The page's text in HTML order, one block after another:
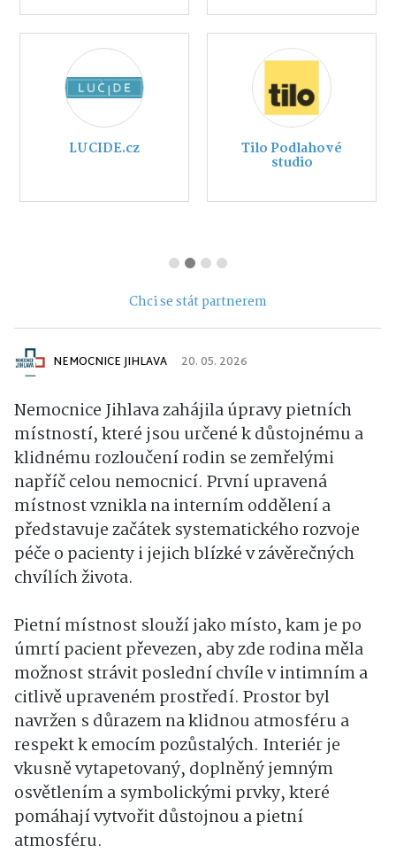
LUCIDE.cz Tilo Podlahové
studio
Chci se stát partnerem
NEMOCNICE JIHLAVA 20. 05. 2026
Nemocnice Jihlava zahájila úpravy pietních
místností, které jsou určené k důstojnému a
klidnému rozloučení rodin se zemřelými
napříč celou nemocnicí. První upravená
místnost vznikla na interním oddělení a
představuje začátek systematického rozvoje
péče o pacienty i jejich blízké v závěrečných
chvílích života.
Pietní místnost slouží jako místo, kam je po
úmrtí pacient převezen, aby zde rodina měla
možnost strávit poslední chvíle v intimním a
citlivě upraveném prostředí. Prostor byl
navržen s důrazem na klidnou atmosféru a
respekt k emocím pozůstalých. Interiér je
vkusně vytapetovaný, doplněný jemným
osvětlením a symbolickými prvky, které
pomáhají vytvořit důstojnou a pietní
atmosféru.